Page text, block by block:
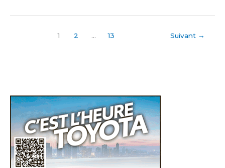
1 2 … 13 Suivant →